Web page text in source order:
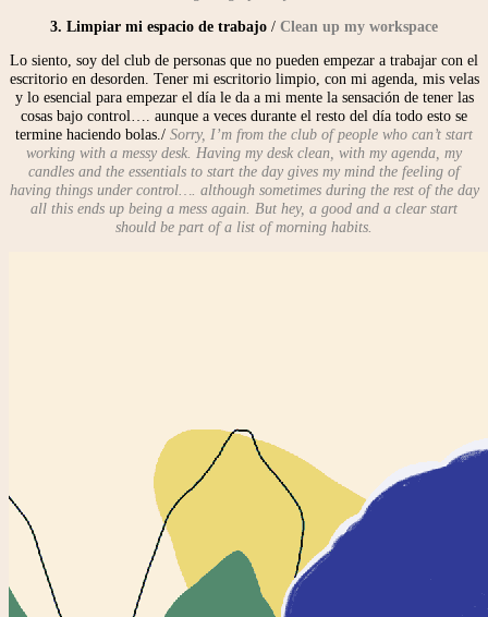
3. Limpiar mi espacio de trabajo / Clean up my workspace
Lo siento, soy del club de personas que no pueden empezar a trabajar con el
escritorio en desorden. Tener mi escritorio limpio, con mi agenda, mis velas
y lo esencial para empezar el día le da a mi mente la sensación de tener las
cosas bajo control…. aunque a veces durante el resto del día todo esto se
termine haciendo bolas./ Sorry, I’m from the club of people who can’t start
working with a messy desk. Having my desk clean, with my agenda, my
candles and the essentials to start the day gives my mind the feeling of
having things under control…. although sometimes during the rest of the day
all this ends up being a mess again. But hey, a good and a clear start
should be part of a list of morning habits.